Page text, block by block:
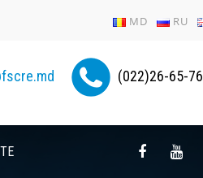
MD RU
(022)26-65-76